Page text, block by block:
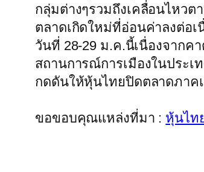
กลุ่มต่างๆรวมถึงเคลื่อนไหวต
ตลาดเกิดใหม่ที่อ่อนค่าลงต่อ
วันที่ 28-29 ม.ค.นี้เนื่องจากค
สถานการณ์การเมืองในประ
กดดันให้หุ้นไทยปิดตลาดภาค
ขอขอบคุณแหล่งที่มา : หุ้นไท